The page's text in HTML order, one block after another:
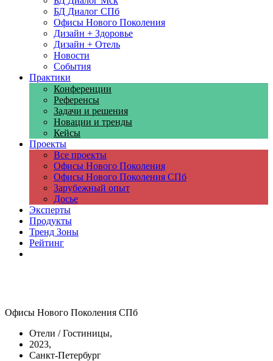
БД Диалог СПб
Офисы Нового Поколения
Дизайн + Здоровье
Дизайн + Отель
Новости
События
Практики
Конференции
Референсы
Задачи и решения
Новации и тренды
Кейсы
Проекты
Все проекты
Офисы Нового Поколения
Офисы Нового Поколения СПб
Зарубежный опыт
Досье
Эксперты
Продукты
Тренд Зоны
Рейтинг
Офисы Нового Поколения СПб
Отели / Гостиницы,
2023,
Санкт-Петербург